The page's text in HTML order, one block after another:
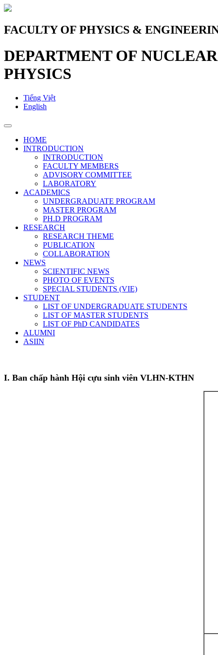
FACULTY OF PHYSICS &
DEPARTMENT OF
PHYSICS
Tiếng Việt
English
HOME
INTRODUCTION
INTRODUCTION
FACULTY MEMBERS
ADVISORY COMMITTEE
LABORATORY
ACADEMICS
UNDERGRADUATE PROGRAM
MASTER PROGRAM
PH.D PROGRAM
RESEARCH
RESEARCH THEME
PUBLICATION
COLLABORATION
NEWS
SCIENTIFIC NEWS
PHOTO OF EVENTS
SPECIAL STUDENTS (VIE)
STUDENT
LIST OF UNDERGRADUATE STUDENTS
LIST OF MASTER STUDENTS
LIST OF PhD CANDIDATES
ALUMNI
ASIIN
I. Ban chấp hành Hội cựu sinh viên VLHN-KTHN